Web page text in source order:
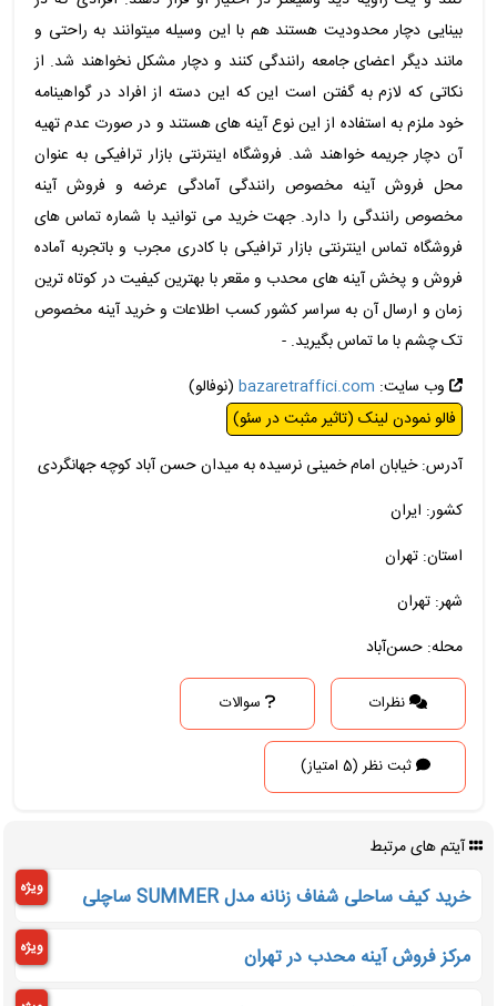
بینایی دچار محدودیت هستند هم با این وسیله میتوانند به راحتی و
مانند دیگر اعضای جامعه رانندگی کنند و دچار مشکل نخواهند شد. از
نکاتی که لازم به گفتن است این که این دسته از افراد در گواهینامه
خود ملزم به استفاده از این نوع آینه های هستند و در صورت عدم تهیه
آن دچار جریمه خواهند شد. فروشگاه اینترنتی بازار ترافیکی به عنوان
محل فروش آینه مخصوص رانندگی آمادگی عرضه و فروش آینه
مخصوص رانندگی را دارد. جهت خرید می توانید با شماره تماس های
فروشگاه تماس اینترنتی بازار ترافیکی با کادری مجرب و باتجربه آماده
فروش و پخش آینه های محدب و مقعر با بهترین کیفیت در کوتاه ترین
زمان و ارسال آن به سراسر کشور کسب اطلاعات و خرید آینه مخصوص
تک چشم با ما تماس بگیرید. -
وب سایت: bazaretraffici.com (نوفالو)
فالو نمودن لینک (تاثیر مثبت در سئو)
آدرس: خیابان امام خمینی نرسیده به میدان حسن آباد کوچه جهانگردی
کشور: ایران
استان: تهران
شهر: تهران
محله: حسن‌آباد
نظرات سوالات
ثبت نظر (5 امتیاز)
آیتم های مرتبط
خرید کیف ساحلی شفاف زنانه مدل SUMMER ساچلی ویژه
مرکز فروش آینه محدب در تهران ویژه